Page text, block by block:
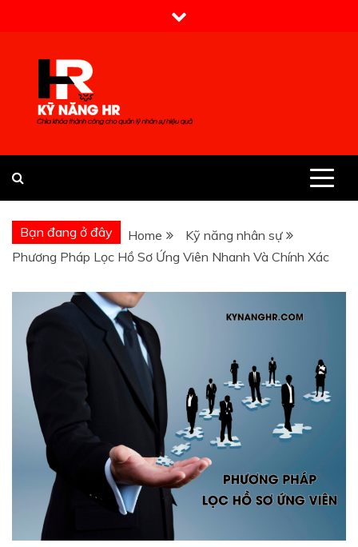
Kỹ Năng HR
Bạn đang ở đây Home
Kỹ năng nhân sự
Phương Pháp Lọc Hồ Sơ Ứng Viên Nhanh Và Chính Xác